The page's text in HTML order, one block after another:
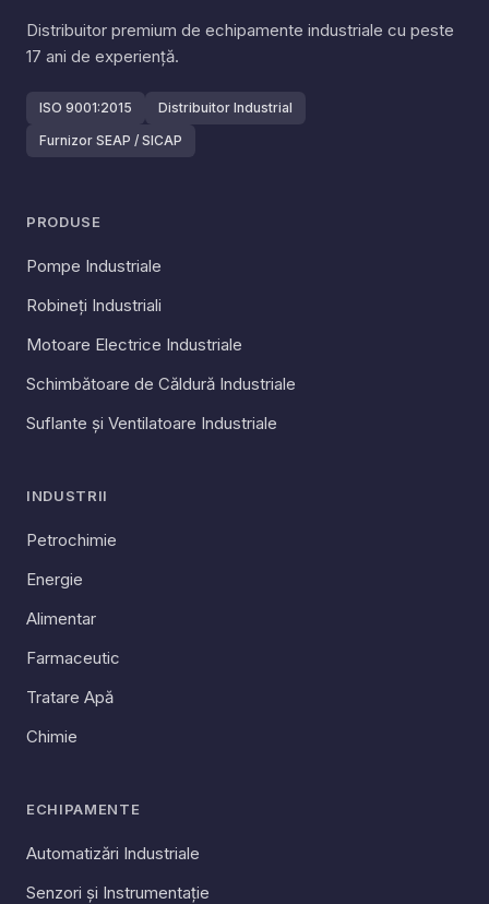
Distribuitor premium de echipamente industriale cu peste
17 ani de experiență.
ISO 9001:2015
Distribuitor Industrial
Furnizor SEAP / SICAP
PRODUSE
Pompe Industriale
Robineți Industriali
Motoare Electrice Industriale
Schimbătoare de Căldură Industriale
Suflante și Ventilatoare Industriale
INDUSTRII
Petrochimie
Energie
Alimentar
Farmaceutic
Tratare Apă
Chimie
ECHIPAMENTE
Automatizări Industriale
Senzori și Instrumentație